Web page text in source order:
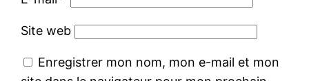
Site web
Enregistrer mon nom, mon e-mail et mon